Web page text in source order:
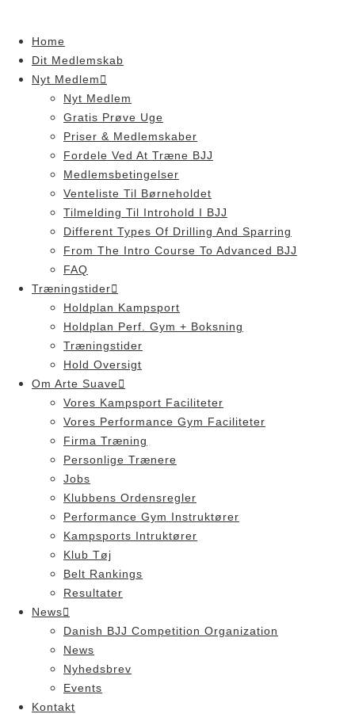
contentHome
Dit Medlemskab
Nyt Medlem
Nyt Medlem
Gratis Prøve Uge
Priser & Medlemskaber
Fordele Ved At Træne BJJ
Medlemsbetingelser
Venteliste Til Børneholdet
Tilmelding Til Introhold I BJJ
Different Types Of Drilling And Sparring
From The Intro Course To Advanced BJJ
FAQ
Træningstider
Holdplan Kampsport
Holdplan Perf. Gym + Boksning
Træningstider
Hold Oversigt
Om Arte Suave
Vores Kampsport Faciliteter
Vores Performance Gym Faciliteter
Firma Træning
Personlige Trænere
Jobs
Klubbens Ordensregler
Performance Gym Instruktører
Kampsports Intruktører
Klub Tøj
Belt Rankings
Resultater
News
Danish BJJ Competition Organization
News
Nyhedsbrev
Events
Kontakt